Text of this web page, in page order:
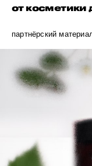
от косметики
партнёрский